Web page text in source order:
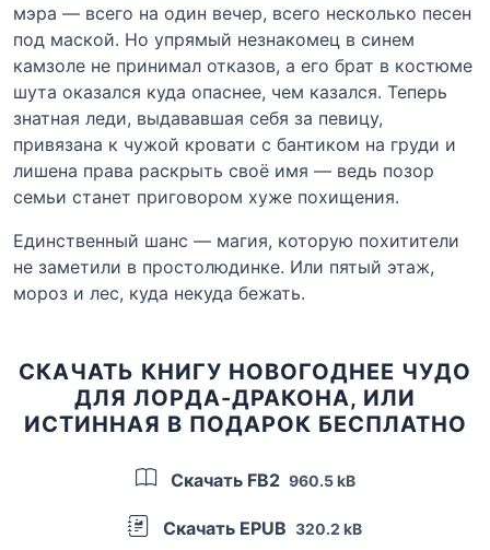
мэра — всего на один вечер, всего несколько песен
под маской. Но упрямый незнакомец в синем
камзоле не принимал отказов, а его брат в костюме
шута оказался куда опаснее, чем казался. Теперь
знатная леди, выдававшая себя за певицу,
привязана к чужой кровати с бантиком на груди и
лишена права раскрыть своё имя — ведь позор
семьи станет приговором хуже похищения.
Единственный шанс — магия, которую похитители
не заметили в простолюдинке. Или пятый этаж,
мороз и лес, куда некуда бежать.
СКАЧАТЬ КНИГУ НОВОГОДНЕЕ ЧУДО
ДЛЯ ЛОРДА-ДРАКОНА, ИЛИ
ИСТИННАЯ В ПОДАРОК БЕСПЛАТНО
Скачать FB2 960.5 kB
Скачать EPUB 320.2 kB